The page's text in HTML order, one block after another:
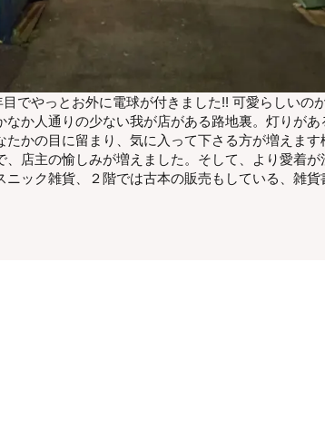
でやっとお外に電球が付きました!! 可愛らしい
なか人通りの少ない我が店がある路地裏。灯りが
たかの目に留まり、気に入って下さる方が増えま
店主の愉しみが増えました。そして、より愛着
ック雑貨、２階では古本の販売もしている、雑